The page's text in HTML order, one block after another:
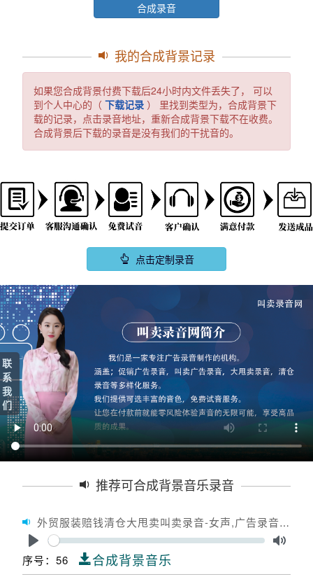
合成录音
我的合成背景记录
如果您合成背景付费下载后24小时内文件丢失了， 可以
到个人中心的（ 下载记录 ） 里找到类型为，合成背景下
载的记录，点击录音地址，重新合成背景下载不在收费。
合成背景后下载的录音是没有我们的干扰音的。
点击定制录音
推荐可合成背景音乐录音
外贸服装赔钱清仓大甩卖叫卖录音-女声,广告录音外贸服装赔钱清仓大甩卖,广告配音外贸服装赔钱清仓大甩卖
Seek
序号：56 合成背景音乐
联
系
我
们